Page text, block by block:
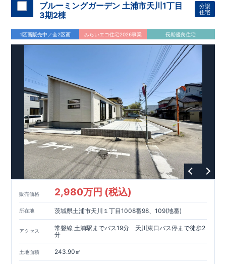
ブルーミングガーデン 土浦市天川1丁目
3期2棟
分譲
住宅
1区画販売中／全2区画 みらいエコ住宅2026事業 長期優良住宅
販売価格 2,980万円 (税込)
所在地 茨城県土浦市天川１丁目1008番98、109(地番)
アクセス
常磐線 土浦駅までバス19分 天川東口バス停まで徒歩2
分
土地面積 243.90㎡